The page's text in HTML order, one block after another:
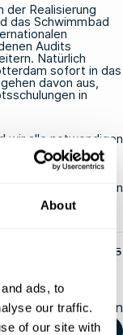
About
ads, to
our traffic.
of our site with
der Realisierung
das Schwimmbad
Audits
Natürlich
sofort in das
davon aus,
in
wir alle notwendigen
NOGEPAStandort
mehr über den
Rotterdam
43 32 oder senden
14. Mai 2025
Diesen Artikel teilen